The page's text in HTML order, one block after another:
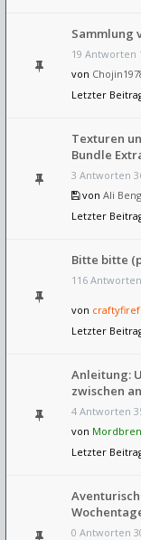
Sammlung
19 Antworten
von
Letzter
Texturen
Bundle
3 Antworten
von Ali
Letzter
Bitte bitte
116
von
Letzter
Anleitung:
zwischen an
4 Antworten
von
Letzter
0 Antworten